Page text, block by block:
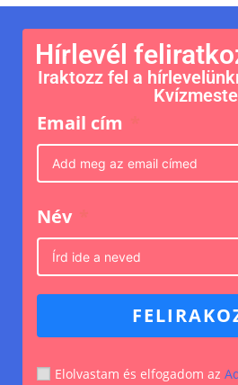
Hírlevél
Iraktozz fel a
Email cím
Név
Elolvastam és elfogadom az